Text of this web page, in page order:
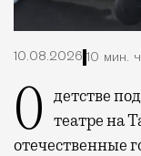
10.08.2026 10 мин.
О детстве под гудки паровозов, о своем тезке в театре на
отечественные